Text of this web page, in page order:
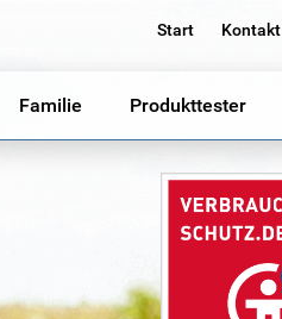
Start Kontakt
Familie Produkttester